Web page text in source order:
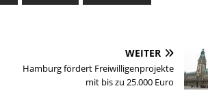
WEITER
Hamburg fördert Freiwilligenprojekte
mit bis zu 25.000 Euro